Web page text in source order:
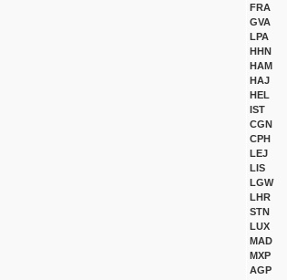
FRA
GVA
LPA
HHN
HAM
HAJ
HEL
IST
CGN
CPH
LEJ
LIS
LGW
LHR
STN
LUX
MAD
MXP
AGP